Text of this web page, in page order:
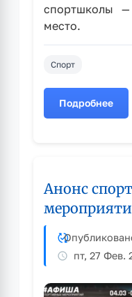
спортшколы
место.
Спорт
Подробнее
о
стали
турнира
по
Анонс
пт, 27 Фев.